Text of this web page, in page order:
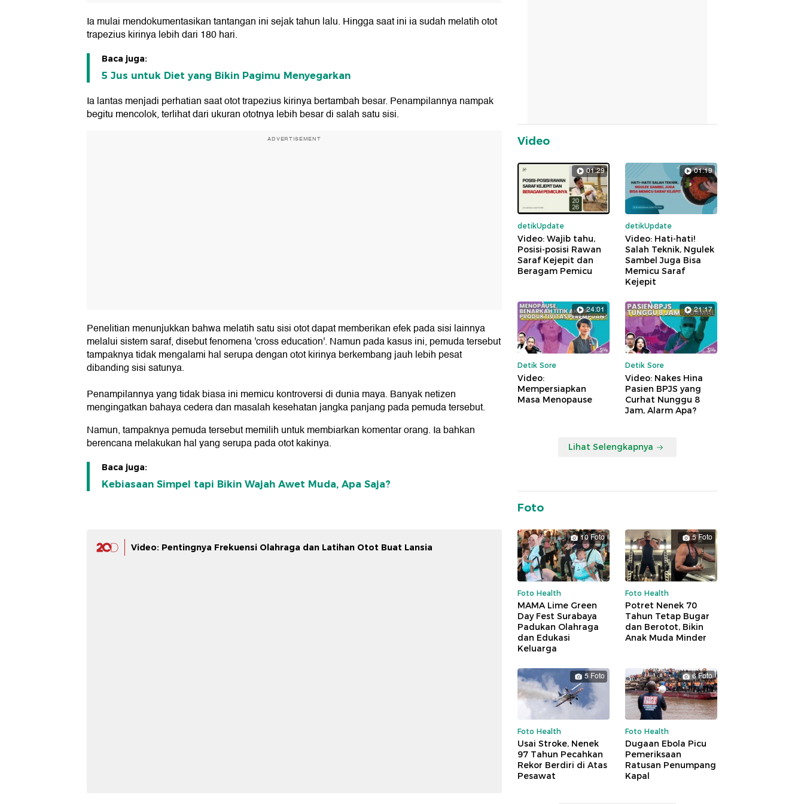
Ia mulai mendokumentasikan tantangan ini sejak tahun lalu. Hingga saat ini ia sudah melatih otot
trapezius kirinya lebih dari 180 hari.
Baca juga:
5 Jus untuk Diet yang Bikin Pagimu Menyegarkan
Ia lantas menjadi perhatian saat otot trapezius kirinya bertambah besar. Penampilannya nampak
begitu mencolok, terlihat dari ukuran ototnya lebih besar di salah satu sisi.
ADVERTISEMENT
Penelitian menunjukkan bahwa melatih satu sisi otot dapat memberikan efek pada sisi lainnya
melalui sistem saraf, disebut fenomena 'cross education'. Namun pada kasus ini, pemuda tersebut
tampaknya tidak mengalami hal serupa dengan otot kirinya berkembang jauh lebih pesat
dibanding sisi satunya.
Penampilannya yang tidak biasa ini memicu kontroversi di dunia maya. Banyak netizen
mengingatkan bahaya cedera dan masalah kesehatan jangka panjang pada pemuda tersebut.
Namun, tampaknya pemuda tersebut memilih untuk membiarkan komentar orang. Ia bahkan
berencana melakukan hal yang serupa pada otot kakinya.
Baca juga:
Kebiasaan Simpel tapi Bikin Wajah Awet Muda, Apa Saja?
Video: Pentingnya Frekuensi Olahraga dan Latihan Otot Buat Lansia
Video
01:29
detikUpdate
Video: Wajib tahu,
Posisi-posisi Rawan
Saraf Kejepit dan
Beragam Pemicu
01:19
detikUpdate
Video: Hati-hati!
Salah Teknik, Ngulek
Sambel Juga Bisa
Memicu Saraf
Kejepit
24:01
Detik Sore
Video:
Mempersiapkan
Masa Menopause
21:17
Detik Sore
Video: Nakes Hina
Pasien BPJS yang
Curhat Nunggu 8
Jam, Alarm Apa?
Lihat Selengkapnya
Foto
10 Foto
Foto Health
MAMA Lime Green
Day Fest Surabaya
Padukan Olahraga
dan Edukasi
Keluarga
5 Foto
Foto Health
Potret Nenek 70
Tahun Tetap Bugar
dan Berotot, Bikin
Anak Muda Minder
5 Foto
Foto Health
Usai Stroke, Nenek
97 Tahun Pecahkan
Rekor Berdiri di Atas
Pesawat
6 Foto
Foto Health
Dugaan Ebola Picu
Pemeriksaan
Ratusan Penumpang
Kapal